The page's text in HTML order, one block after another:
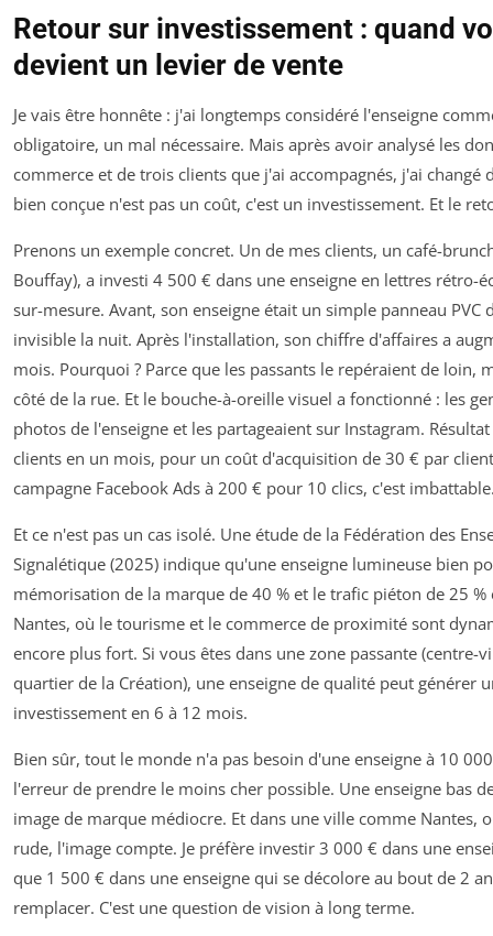
Retour sur investissement : quand
devient un levier de vente
Je vais être honnête : j'ai longtemps considéré l'enseigne
obligatoire, un mal nécessaire. Mais après avoir analysé les
commerce et de trois clients que j'ai accompagnés, j'ai changé
bien conçue n'est pas un coût, c'est un investissement. Et le
Prenons un exemple concret. Un de mes clients, un café-
Bouffay), a investi 4 500 € dans une enseigne en lettres rétro-
sur-mesure. Avant, son enseigne était un simple panneau PVC
invisible la nuit. Après l'installation, son chiffre d'affaires a
mois. Pourquoi ? Parce que les passants le repéraient de loin,
côté de la rue. Et le bouche-à-oreille visuel a fonctionné : les
photos de l'enseigne et les partageaient sur Instagram.
clients en un mois, pour un coût d'acquisition de 30 € par
campagne Facebook Ads à 200 € pour 10 clics, c'est
Et ce n'est pas un cas isolé. Une étude de la Fédération des
Signalétique (2025) indique qu'une enseigne lumineuse bien
mémorisation de la marque de 40 % et le trafic piéton de 25 %
Nantes, où le tourisme et le commerce de proximité sont
encore plus fort. Si vous êtes dans une zone passante (centre-
quartier de la Création), une enseigne de qualité peut générer
investissement en 6 à 12 mois.
Bien sûr, tout le monde n'a pas besoin d'une enseigne à 10
l'erreur de prendre le moins cher possible. Une enseigne bas
image de marque médiocre. Et dans une ville comme Nantes,
rude, l'image compte. Je préfère investir 3 000 € dans une
que 1 500 € dans une enseigne qui se décolore au bout de 2
remplacer. C'est une question de vision à long terme.